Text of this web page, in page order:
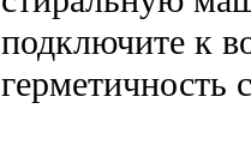
подключите к
герметичность